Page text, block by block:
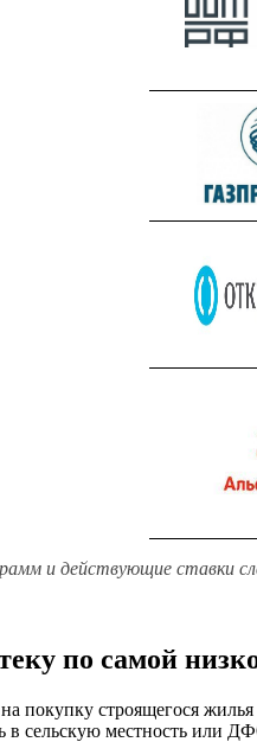
и действующие ставки
по самой
покупку строящегося
в сельскую местность или